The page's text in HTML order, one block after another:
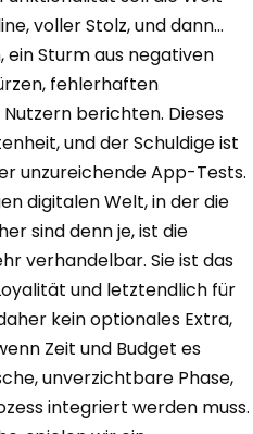
voller Stolz, und dann…
ein Sturm aus negativen
fehlerhaften
berichten. Dieses
und der Schuldige ist
unzureichende App-Tests.
digitalen Welt, in der die
sind denn je, ist die
verhandelbar. Sie ist das
und letztendlich für
kein optionales Extra,
Zeit und Budget es
unverzichtbare Phase,
integriert werden muss.